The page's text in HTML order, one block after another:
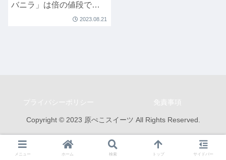
バニラ」は倍の値段でも
2023.08.21
プライバシーポリシー 免責事項
Copyright © 2023 原ぺこスイーツ All Rights Reserved.
メニュー ホーム 検索 トップ サイドバー